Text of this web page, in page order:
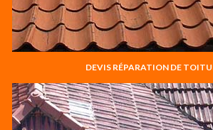
DEVIS RÉPARATION DE